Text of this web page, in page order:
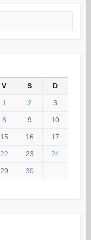
V S D
1 2 3
8 9 10
15 16 17
22 23 24
29
30